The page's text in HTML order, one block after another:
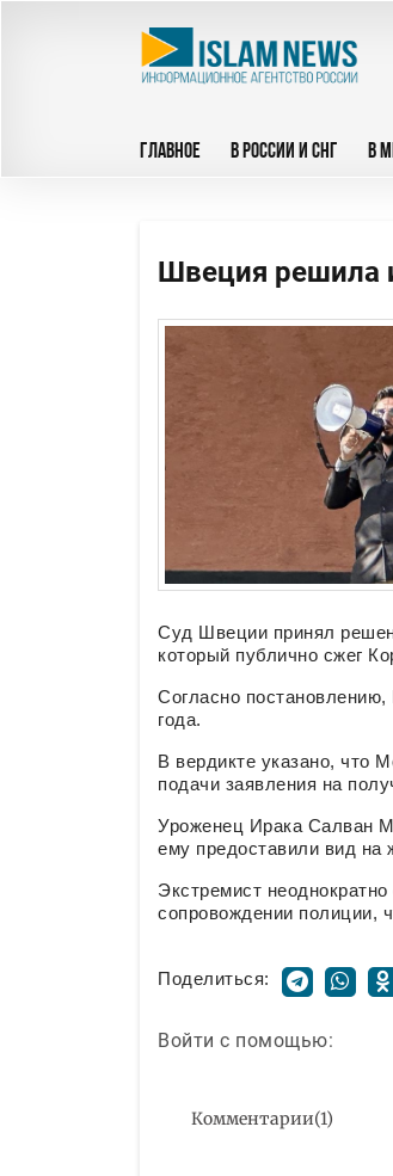
ГЛАВНОЕ В РОССИИ И СНГ В
Швеция решила
Суд Швеции принял
который публично сжег
Согласно
года.
В вердикте указано, что
подачи заявления на
Уроженец Ирака Салван
ему предоставили вид на
Экстремист
сопровождении полиции,
Поделиться:
Войти с помощью:
Комментарии(1)